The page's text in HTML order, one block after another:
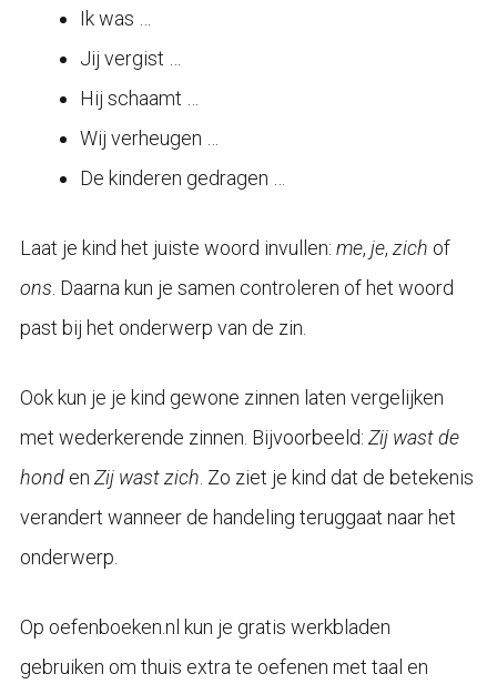
Ik was …
Jij vergist …
Hij schaamt …
Wij verheugen …
De kinderen gedragen …
Laat je kind het juiste woord invullen: me, je, zich of
ons. Daarna kun je samen controleren of het woord
past bij het onderwerp van de zin.
Ook kun je je kind gewone zinnen laten vergelijken
met wederkerende zinnen. Bijvoorbeeld: Zij wast de
honden Zij wast zich. Zo ziet je kind dat de betekenis
verandert wanneer de handeling teruggaat naar het
onderwerp.
Op oefenboeken.nl kun je gratis werkbladen
gebruiken om thuis extra te oefenen met taal en